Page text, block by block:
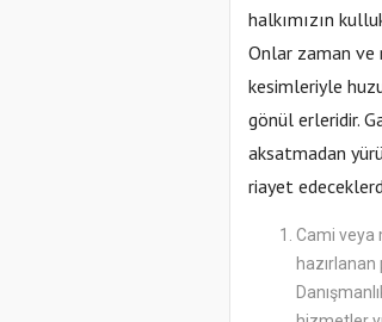
halkımızın
Onlar zaman ve
kesimleriyle
gönül erleridir.
aksatmadan
riayet
Cami veya